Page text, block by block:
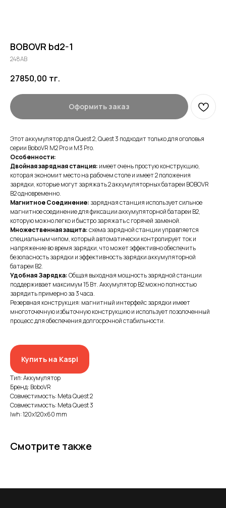
BOBOVR bd2-1
248AB
27850,00 тг.
Оформить заказ
Этот аккумулятор для Quest 2, Quest 3 подходит только для оголовья
серии BoboVR M2 Pro и M3 Pro.
Особенности:
Двойная зарядная станция: имеет очень простую конструкцию,
которая экономит место на рабочем столе и имеет 2 положения
зарядки, которые могут заряжать 2 аккумуляторных батареи BOBOVR
B2 одновременно.
Магнитное Соединение: зарядная станция использует сильное
магнитное соединение для фиксации аккумуляторной батареи B2,
которую можно легко и быстро заряжать с горячей заменой.
Множественная защита:схема зарядной станции управляется
специальным чипом, который автоматически контролирует ток и
напряжение во время зарядки, что может эффективно обеспечить
безопасность зарядки и эффективность зарядки аккумуляторной
батареи B2.
Удобная Зарядка:Общая выходная мощность зарядной станции
поддерживает максимум 15 Вт. Аккумулятор B2 можно полностью
зарядить примерно за 3 часа.
Резервная конструкция: магнитный интерфейс зарядки имеет
многоточечную избыточную конструкцию и использует позолоченный
процесс для обеспечения долгосрочной стабильности.
Купить на Kaspi
Тип: Аккумулятор
Бренд: BoboVR
Совместимость: Meta Quest 2
Совместимость: Meta Quest 3
lwh: 120x120x60 mm
Смотрите также
ИП XRTech
КАТЕГОРИИ
Хиты продаж
Новинки 2025
VR/AR устройства, консоли, роботы
Аксессуары для консолей и ПК